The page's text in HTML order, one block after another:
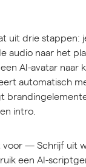
uit drie stappen:
audio naar het
AI-avatar naar
automatisch
intro.
voor— Schrijf uit
een AI-